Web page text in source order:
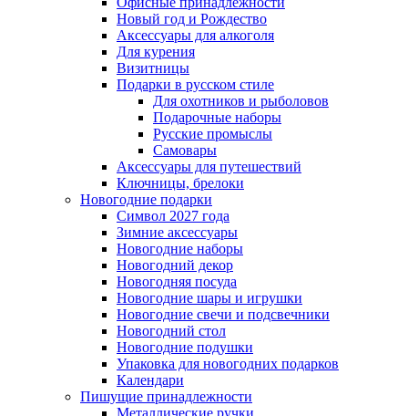
Новый год и Рождество
Аксессуары для алкоголя
Для курения
Визитницы
Подарки в русском стиле
Для охотников и рыболовов
Подарочные наборы
Русские промыслы
Самовары
Аксессуары для путешествий
Ключницы, брелоки
Новогодние подарки
Символ 2027 года
Зимние аксессуары
Новогодние наборы
Новогодний декор
Новогодняя посуда
Новогодние шары и игрушки
Новогодние свечи и подсвечники
Новогодний стол
Новогодние подушки
Упаковка для новогодних подарков
Календари
Пишущие принадлежности
Металлические ручки